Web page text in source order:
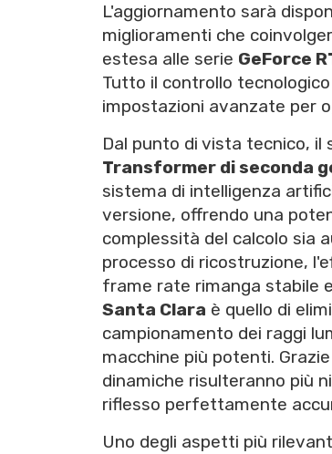
L'aggiornamento sarà
miglioramenti che
estesa alle serie GeForce
Tutto il controllo
impostazioni avanzate per
Dal punto di vista tecnico, il
Transformer di seconda
sistema di intelligenza
versione, offrendo una
complessità del calcolo sia
processo di ricostruzione,
frame rate rimanga stabile
Santa Clara è quello di
campionamento dei raggi
macchine più potenti.
dinamiche risulteranno più
riflesso perfettamente
Uno degli aspetti più